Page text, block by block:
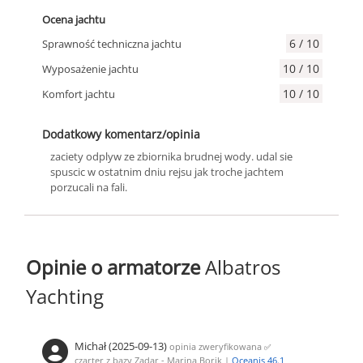
Ocena jachtu
Sprawność techniczna jachtu
6 / 10
Wyposażenie jachtu 10 / 10
Komfort jachtu 10 / 10
Dodatkowy komentarz/opinia
zaciety odplyw ze zbiornika brudnej wody. udal sie
spuscic w ostatnim dniu rejsu jak troche jachtem
porzucali na fali.
Opinie o armatorzeAlbatros
Yachting
Michał (2025-09-13) opinia zweryfikowana ✅
czarter z bazy Zadar - Marina Borik | Oceanis 46.1